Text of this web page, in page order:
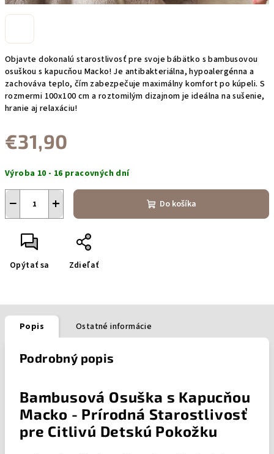
Objavte dokonalú starostlivosť pre svoje bábätko s bambusovou
osuškou s kapucňou Macko! Je antibakteriálna, hypoalergénna a
zachováva teplo, čím zabezpečuje maximálny komfort po kúpeli. S
rozmermi 100x100 cm a roztomilým dizajnom je ideálna na sušenie,
hranie aj relaxáciu!
€31,90
cena:
Výroba 10 - 16 pracovných dní
+
− Do košíka
Opýtať sa Zdieľať
Popis Ostatné informácie
Podrobný popis
Bambusová Osuška s Kapucňou
Macko - Prírodná Starostlivosť
pre Citlivú Detskú Pokožku